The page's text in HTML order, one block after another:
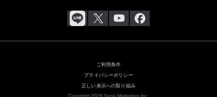
ご利用条件
プライバシーポリシー
正しい表示への取り組み
Copyright 2026 Sony Marketing Inc.